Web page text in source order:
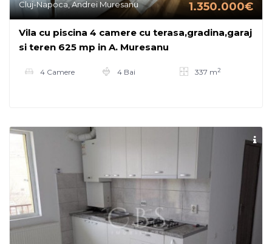
Cluj-Napoca, Andrei Muresanu 1.350.000€
Vila cu piscina 4 camere cu terasa,gradina,garaj
si teren 625 mp in A. Muresanu
4 Camere 4 Bai 337 m2